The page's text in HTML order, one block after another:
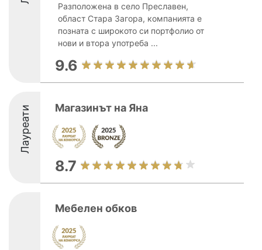
Разположена в село Преславен,
област Стара Загора, компанията е
позната с широкото си портфолио от
нови и втора употреба ...
9.6
Лауреати Магазинът на Яна
8.7
Мебелен обков